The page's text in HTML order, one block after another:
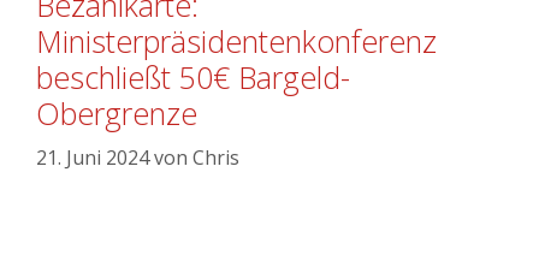
Ministerpräsidentenkonferenz
beschließt 50€ Bargeld-
Obergrenze
21. Juni 2024von Chris